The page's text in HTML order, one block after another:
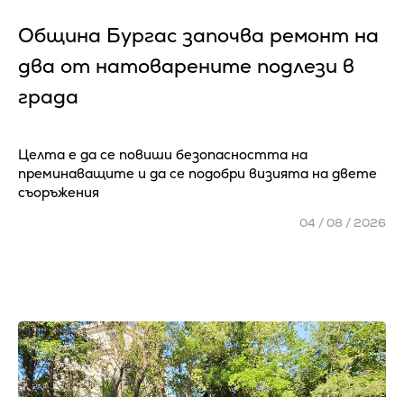
Община Бургас започва ремонт на
два от натоварените подлези в
града
Целта е да се повиши безопасността на
преминаващите и да се подобри визията на двете
съоръжения
04 / 08 / 2026